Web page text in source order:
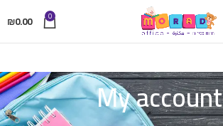
0
₪0.00
My account